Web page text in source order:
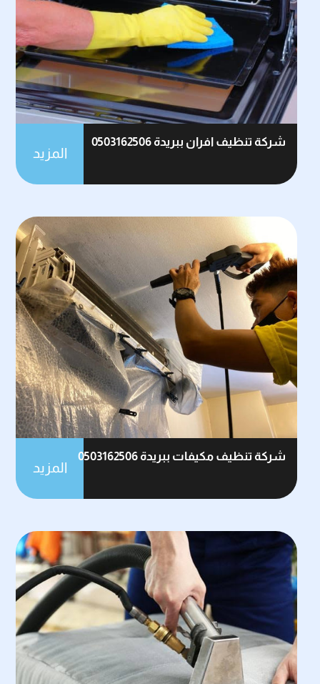
شركة تنظيف افران ببريدة 0503162506
المزيد
شركة تنظيف مكيفات ببريدة 0503162506
المزيد